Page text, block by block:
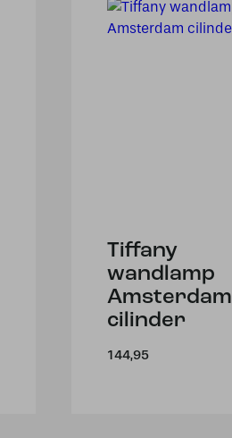
Tiffany
wandlamp
Amsterdam
cilinder
144,95